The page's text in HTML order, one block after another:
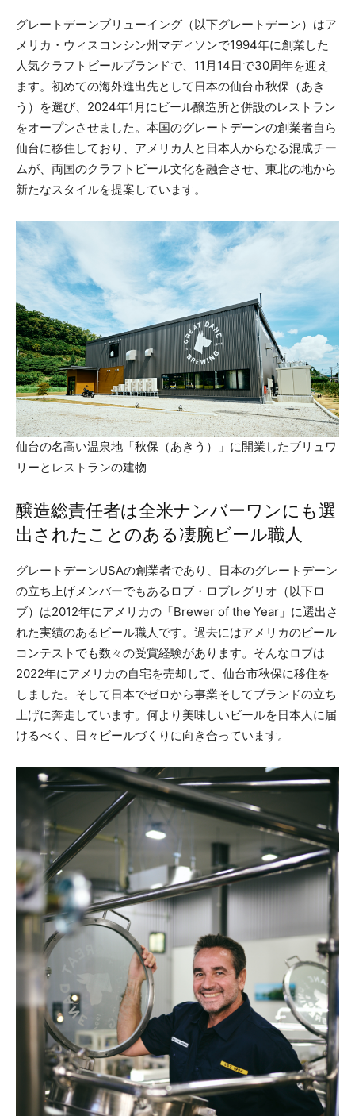
グレートデーンブリューイング（以下グレートデーン）はア
メリカ・ウィスコンシン州マディソンで1994年に創業した
人気クラフトビールブランドで、11月14日で30周年を迎え
ます。初めての海外進出先として日本の仙台市秋保（あき
う）を選び、2024年1月にビール醸造所と併設のレストラン
をオープンさせました。本国のグレートデーンの創業者自ら
仙台に移住しており、アメリカ人と日本人からなる混成チー
ムが、両国のクラフトビール文化を融合させ、東北の地から
新たなスタイルを提案しています。
仙台の名高い温泉地「秋保（あきう）」に開業したブリュワ
リーとレストランの建物
醸造総責任者は全米ナンバーワンにも選
出されたことのある凄腕ビール職人
グレートデーンUSAの創業者であり、日本のグレートデーン
の立ち上げメンバーでもあるロブ・ロブレグリオ（以下ロ
ブ）は2012年にアメリカの「Brewer of the Year」に選出さ
れた実績のあるビール職人です。過去にはアメリカのビール
コンテストでも数々の受賞経験があります。そんなロブは
2022年にアメリカの自宅を売却して、仙台市秋保に移住を
しました。そして日本でゼロから事業そしてブランドの立ち
上げに奔走しています。何より美味しいビールを日本人に届
けるべく、日々ビールづくりに向き合っています。